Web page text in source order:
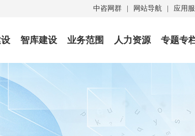
中咨网群 网站导航 应用
智库建设 业务范围 人力资源 专题专